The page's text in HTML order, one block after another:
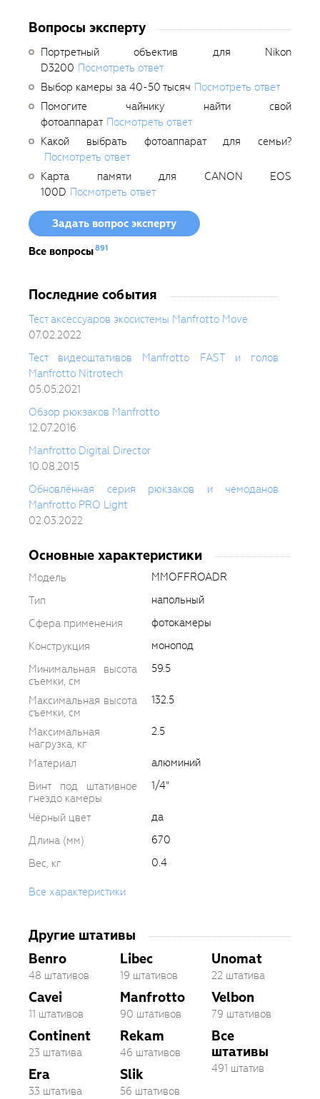
Вопросы эксперту
Портретный объектив для Nikon
D3200 Посмотреть ответ
Выбор камеры за 40-50 тысяч Посмотреть ответ
Помогите чайнику найти свой
фотоаппарат Посмотреть ответ
Какой выбрать фотоаппарат для семьи?
Посмотреть ответ
Карта памяти для CANON EOS
100D Посмотреть ответ
Задать вопрос эксперту
Все вопросы891
Последние события
Тест аксессуаров экосистемы Manfrotto Move
07.02.2022
Тест видеоштативов Manfrotto FAST и голов
Manfrotto Nitrotech
05.05.2021
Обзор рюкзаков Manfrotto
12.07.2016
Manfrotto Digital Director
10.08.2015
Обновлённая серия рюкзаков и чемоданов
Manfrotto PRO Light
02.03.2022
Основные характеристики
Модель
MMOFFROADR
Тип
напольный
Сфера применения
фотокамеры
Конструкция
монопод
Минимальная высота
съемки, см
59.5
Максимальная высота
съемки, см
132.5
Максимальная
нагрузка, кг
2.5
Материал
алюминий
Винт под штативное
гнездо камеры
1/4"
Чёрный цвет
да
Длина (мм)
670
Вес, кг
0.4
Все характеристики
Другие штативы
Benro
48 штативов
Cavei
11 штативов
Continent
23 штатива
Era
33 штатива
Libec
19 штативов
Manfrotto
90 штативов
Rekam
46 штативов
Slik
56 штативов
Unomat
22 штатива
Velbon
79 штативов
Все
штативы
491 штатив